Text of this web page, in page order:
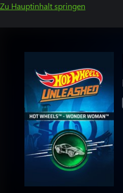
Zu Hauptinhalt springen